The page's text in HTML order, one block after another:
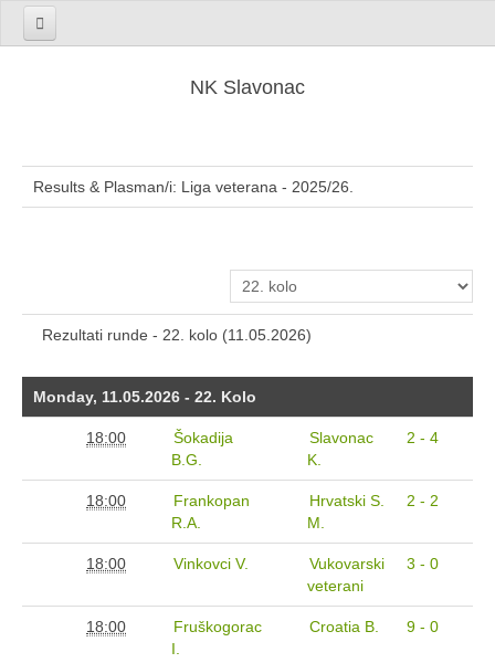
NK Slavonac
Sezona 2024/25.
Sezona 2020/21.
Sezona 2018/19.
Sezona 2017/18.
Sezona 2015/16.
Sezona 2013/14.
Sezona 2012/13.
Sezona 2011/12.
Results & Plasman/i: Liga veterana - 2025/26.
Rezultati runde - 22. kolo (11.05.2026)
Monday, 11.05.2026 - 22. Kolo
18:00
Šokadija
B.G.
Slavonac
K.
2 - 4
18:00
Frankopan
R.A.
Hrvatski S.
M.
2 - 2
18:00 Vinkovci V.
Vukovarski
veterani
3 - 0
18:00
Fruškogorac
I.
Croatia B. 9 - 0